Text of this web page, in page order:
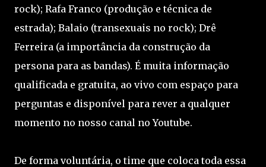
rock); Rafa Franco (produção e técnica de
estrada); Balaio (transexuais no rock); Drê
Ferreira (a importância da construção da
persona para as bandas). É muita informação
qualificada e gratuita, ao vivo com espaço para
perguntas e disponível para rever a qualquer
momento no nosso canal no Youtube.
De forma voluntária, o time que coloca toda essa